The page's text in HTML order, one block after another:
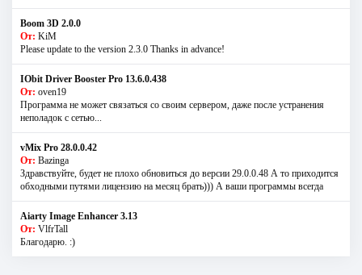
Boom 3D 2.0.0
От: KiM
Please update to the version 2.3.0 Thanks in advance!
IObit Driver Booster Pro 13.6.0.438
От: oven19
Программа не может связаться со своим сервером, даже после устранения
неполадок с сетью...
vMix Pro 28.0.0.42
От: Bazinga
Здравствуйте, будет не плохо обновиться до версии 29.0.0.48 А то приходится
обходными путями лицензию на месяц брать))) А ваши программы всегда
Aiarty Image Enhancer 3.13
От: VlfrTall
Благодарю. :)